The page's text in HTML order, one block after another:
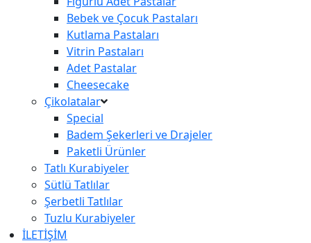
Bebek ve Çocuk Pastaları
Kutlama Pastaları
Vitrin Pastaları
Adet Pastalar
Cheesecake
Çikolatalar
Special
Badem Şekerleri ve Drajeler
Paketli Ürünler
Tatlı Kurabiyeler
Sütlü Tatlılar
Şerbetli Tatlılar
Tuzlu Kurabiyeler
İLETİŞİM